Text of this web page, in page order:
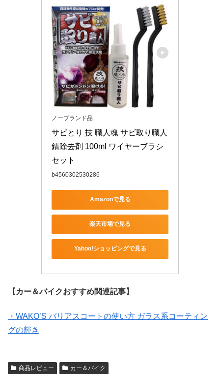
ノーブランド品
サビとり 技 職人魂 サビ取り職人
錆除去剤 100ml ワイヤーブラシ
セット
b4560302530286
Amazonで見る
楽天市場で見る
Yahoo!ショッピングで見る
【カー＆バイクおすすめ関連記事】
・WAKO’S バリアスコートの使い方 ガラス系コーティン
グの輝き
商品レビュー カー＆バイク